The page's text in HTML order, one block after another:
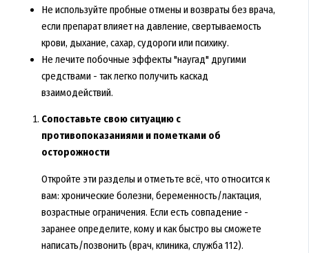
Не используйте пробные отмены и возвраты без врача,
если препарат влияет на давление, свертываемость
крови, дыхание, сахар, судороги или психику.
Не лечите побочные эффекты "наугад" другими
средствами - так легко получить каскад
взаимодействий.
Сопоставьте свою ситуацию с
противопоказаниями и пометками об
осторожности
Откройте эти разделы и отметьте всё, что относится к
вам: хронические болезни, беременность/лактация,
возрастные ограничения. Если есть совпадение -
заранее определите, кому и как быстро вы сможете
написать/позвонить (врач, клиника, служба 112).